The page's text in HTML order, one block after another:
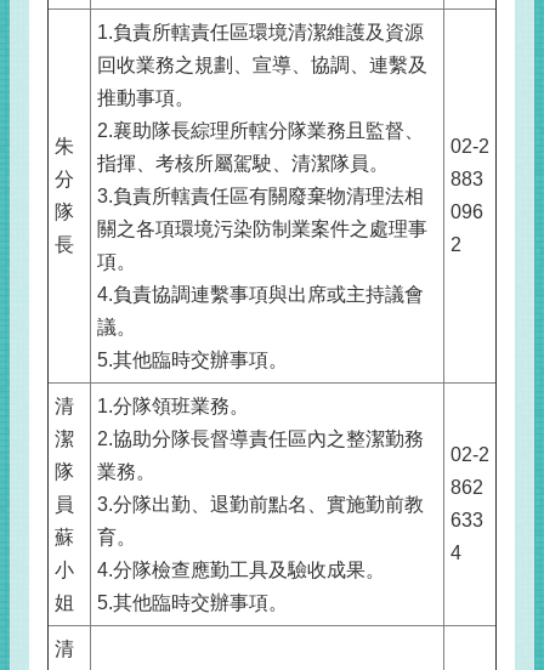
朱
分
隊
長
1.負責所轄責任區環境清潔維護及資源
回收業務之規劃、宣導、協調、連繫及
推動事項。
2.襄助隊長綜理所轄分隊業務且監督、
指揮、考核所屬駕駛、清潔隊員。
3.負責所轄責任區有關廢棄物清理法相
關之各項環境污染防制業案件之處理事
項。
4.負責協調連繫事項與出席或主持議會
議。
5.其他臨時交辦事項。
02-2
883
096
2
清
潔
隊
員
蘇
小
姐
1.分隊領班業務。
2.協助分隊長督導責任區內之整潔勤務
業務。
3.分隊出勤、退勤前點名、實施勤前教
育。
4.分隊檢查應勤工具及驗收成果。
5.其他臨時交辦事項。
02-2
862
633
4
清